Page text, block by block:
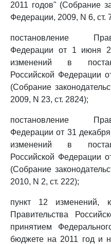
2011 годов" (Собрание
Федерации, 2009, N 6, ст.
постановление
Федерации от 1 июня
изменений в
Российской Федерации
(Собрание
2009, N 23, ст. 2824);
постановление
Федерации от 31
изменений в
Российской Федерации
(Собрание
2010, N 2, ст. 222);
пункт 12 изменений,
Правительства
принятием
бюджете на 2011 год и